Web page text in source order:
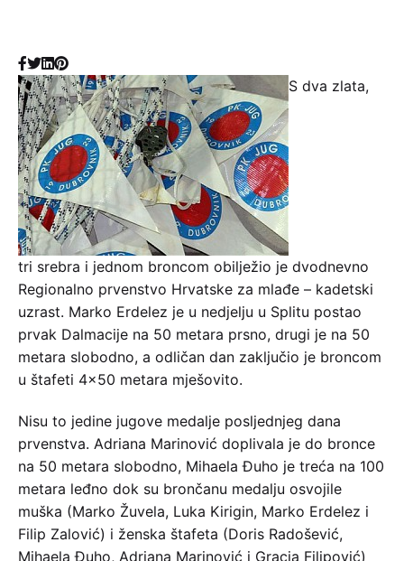
S dva zlata,
tri srebra i jednom broncom obilježio je dvodnevno
Regionalno prvenstvo Hrvatske za mlađe – kadetski
uzrast. Marko Erdelez je u nedjelju u Splitu postao
prvak Dalmacije na 50 metara prsno, drugi je na 50
metara slobodno, a odličan dan zaključio je broncom
u štafeti 4×50 metara mješovito.
Nisu to jedine jugove medalje posljednjeg dana
prvenstva. Adriana Marinović doplivala je do bronce
na 50 metara slobodno, Mihaela Đuho je treća na 100
metara leđno dok su brončanu medalju osvojile
muška (Marko Žuvela, Luka Kirigin, Marko Erdelez i
Filip Zalović) i ženska štafeta (Doris Radošević,
Mihaela Đuho, Adriana Marinović i Gracia Filipović)